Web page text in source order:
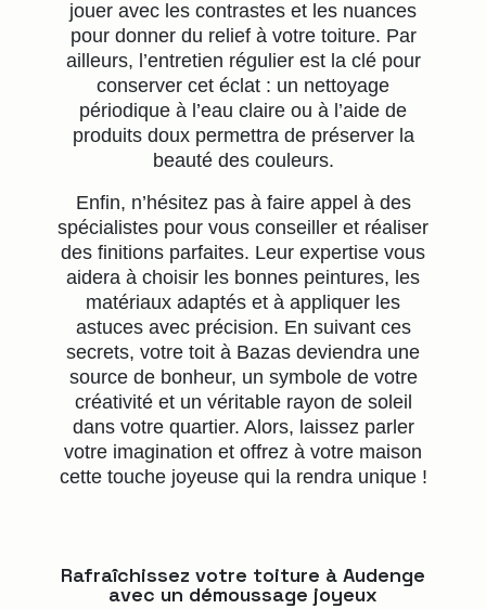
jouer avec les contrastes et les nuances
pour donner du relief à votre toiture. Par
ailleurs, l’entretien régulier est la clé pour
conserver cet éclat : un nettoyage
périodique à l’eau claire ou à l’aide de
produits doux permettra de préserver la
beauté des couleurs.
Enfin, n’hésitez pas à faire appel à des
spécialistes pour vous conseiller et réaliser
des finitions parfaites. Leur expertise vous
aidera à choisir les bonnes peintures, les
matériaux adaptés et à appliquer les
astuces avec précision. En suivant ces
secrets, votre toit à Bazas deviendra une
source de bonheur, un symbole de votre
créativité et un véritable rayon de soleil
dans votre quartier. Alors, laissez parler
votre imagination et offrez à votre maison
cette touche joyeuse qui la rendra unique !
Rafraîchissez votre toiture à Audenge
avec un démoussage joyeux